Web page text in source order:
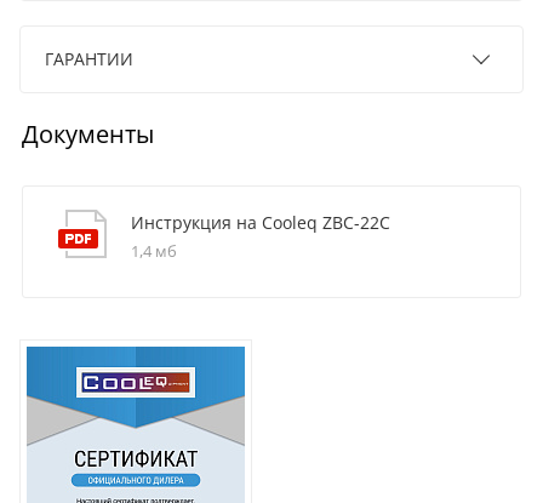
ГАРАНТИИ
Документы
Инструкция на Cooleq ZBC-22C
1,4 мб